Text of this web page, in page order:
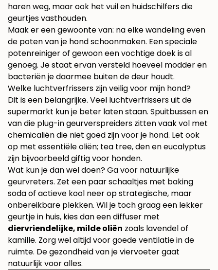
haren weg, maar ook het vuil en huidschilfers die
geurtjes vasthouden.
Maak er een gewoonte van: na elke wandeling even
de poten van je hond schoonmaken. Een speciale
potenreiniger of gewoon een vochtige doek is al
genoeg. Je staat ervan versteld hoeveel modder en
bacteriën je daarmee buiten de deur houdt.
Welke luchtverfrissers zijn veilig voor mijn hond?
Dit is een belangrijke. Veel luchtverfrissers uit de
supermarkt kun je beter laten staan. Spuitbussen en
van die plug-in geurverspreiders zitten vaak vol met
chemicaliën die niet goed zijn voor je hond. Let ook
op met essentiële oliën; tea tree, den en eucalyptus
zijn bijvoorbeeld giftig voor honden.
Wat kun je dan wel doen? Ga voor natuurlijke
geurvreters. Zet een paar schaaltjes met baking
soda of actieve kool neer op strategische, maar
onbereikbare plekken. Wil je toch graag een lekker
geurtje in huis, kies dan een diffuser met
diervriendelijke, milde oliën zoals lavendel of
kamille. Zorg wel altijd voor goede ventilatie in de
ruimte. De gezondheid van je viervoeter gaat
natuurlijk voor alles.